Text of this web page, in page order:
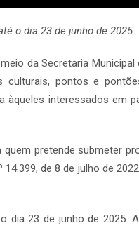
o dia 23 de junho de 2025
da Secretaria
culturais, pontos e
àqueles interessados em
pretende submeter
de 8 de julho de
dia 23 de junho de 2025.